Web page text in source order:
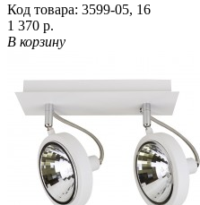
Код товара: 3599-05, 16
1 370 р.
В корзину